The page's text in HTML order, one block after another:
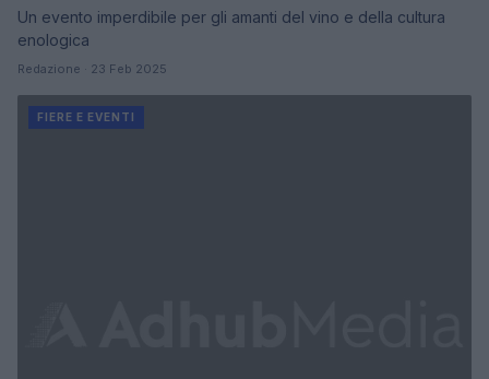
Un evento imperdibile per gli amanti del vino e della cultura
enologica
Redazione · 23 Feb 2025
FIERE E EVENTI